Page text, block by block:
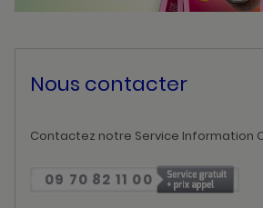
Nous contacter
Contactez notre Service Information
09 70 82 11 00